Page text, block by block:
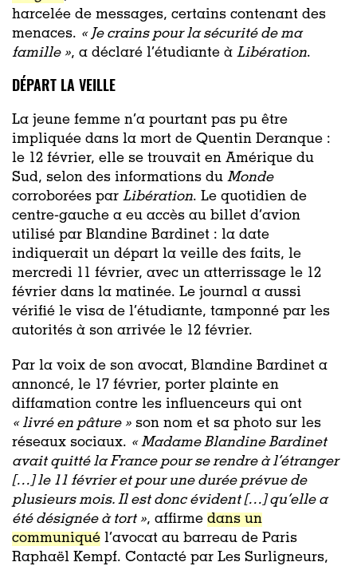
harcelée de messages, certains contenant des
menaces. « Je crains pour la sécurité de ma
famille », a déclaré l’étudiante à Libération.
DÉPART LA VEILLE
La jeune femme n’a pourtant pas pu être
impliquée dans la mort de Quentin Deranque :
le 12 février, elle se trouvait en Amérique du
Sud, selon des informations du Monde
corroborées par Libération. Le quotidien de
centre-gauche a eu accès au billet d’avion
utilisé par Blandine Bardinet : la date
indiquerait un départ la veille des faits, le
mercredi 11 février, avec un atterrissage le 12
février dans la matinée. Le journal a aussi
vérifié le visa de l’étudiante, tamponné par les
autorités à son arrivée le 12 février.
Par la voix de son avocat, Blandine Bardinet a
annoncé, le 17 février, porter plainte en
diffamation contre les influenceurs qui ont
« livré en pâture » son nom et sa photo sur les
réseaux sociaux. « Madame Blandine Bardinet
avait quitté la France pour se rendre à l’étranger
[…] le 11 février et pour une durée prévue de
plusieurs mois. Il est donc évident […] qu’elle a
été désignée à tort », affirme dans un
communiqué l’avocat au barreau de Paris
Raphaël Kempf. Contacté par Les Surligneurs,